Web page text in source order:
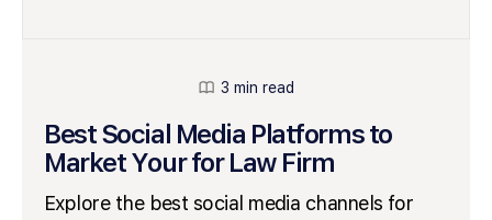
3 min read
Best Social Media Platforms to
Market Your for Law Firm
Explore the best social media channels for